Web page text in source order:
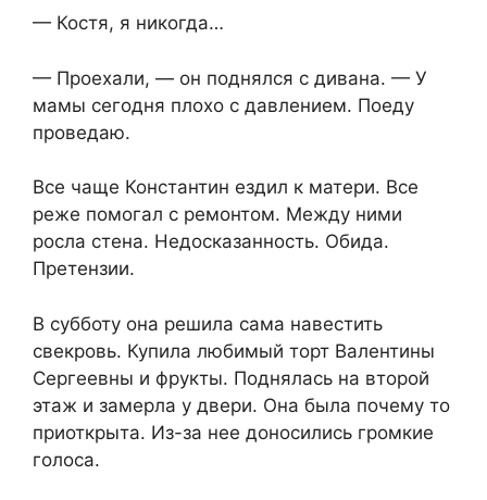
— Костя, я никогда…
— Проехали, — он поднялся с дивана. — У
мамы сегодня плохо с давлением. Поеду
проведаю.
Все чаще Константин ездил к матери. Все
реже помогал с ремонтом. Между ними
росла стена. Недосказанность. Обида.
Претензии.
В субботу она решила сама навестить
свекровь. Купила любимый торт Валентины
Сергеевны и фрукты. Поднялась на второй
этаж и замерла у двери. Она была почему то
приоткрыта. Из-за нее доносились громкие
голоса.